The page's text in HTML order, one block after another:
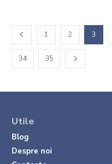
1 2 3
34 35
Utile
Blog
Despre noi